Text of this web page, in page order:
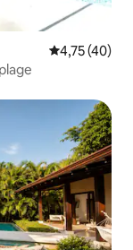
Évaluation
4,75 (40)